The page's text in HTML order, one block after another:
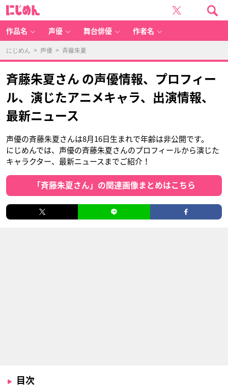
作品名 声優 舞台俳優 作者名
にじめん > 声優 > 斉藤朱夏
斉藤朱夏さん の声優情報、プロフィー
ル、演じたアニメキャラ、出演情報、
最新ニュース
声優の斉藤朱夏さんは8月16日生まれで年齢は非公開です。
にじめんでは、声優の斉藤朱夏さんのプロフィールから演じた
キャラクター、最新ニュースまでご紹介！
「斉藤朱夏さん」の関連画像まとめはこちら
目次